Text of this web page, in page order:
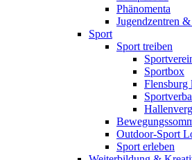
Phänomenta
Jugendzentren
Sport
Sport treiben
Sportbox
Flensburg
Outdoor-Sport
Sport erleben